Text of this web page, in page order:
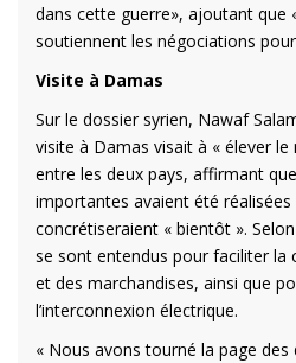
dans cette guerre», ajoutant que
soutiennent les négociations
Visite à Damas
Sur le dossier syrien, Nawaf
visite à Damas visait à « élever
entre les deux pays, affirmant
importantes avaient été
concrétiseraient « bientôt ».
se sont entendus pour faciliter la
et des marchandises, ainsi que
l’interconnexion électrique.
« Nous avons tourné la page des